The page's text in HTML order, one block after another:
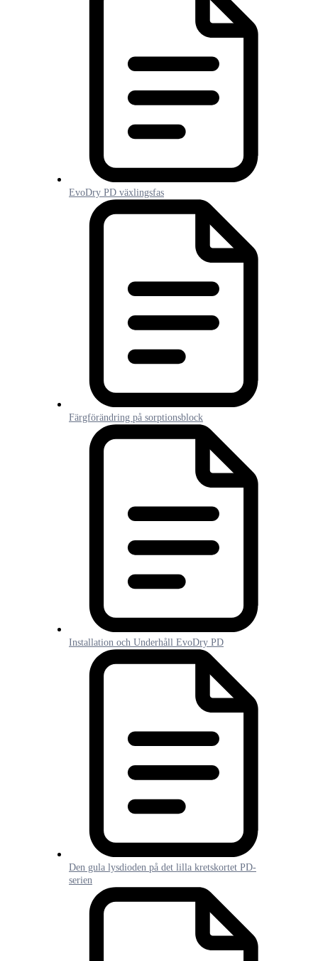
EvoDry PD växlingsfas
Färgförändring på sorptionsblock
Installation och Underhåll EvoDry PD
Den gula lysdioden på det lilla kretskortet PD-
serien